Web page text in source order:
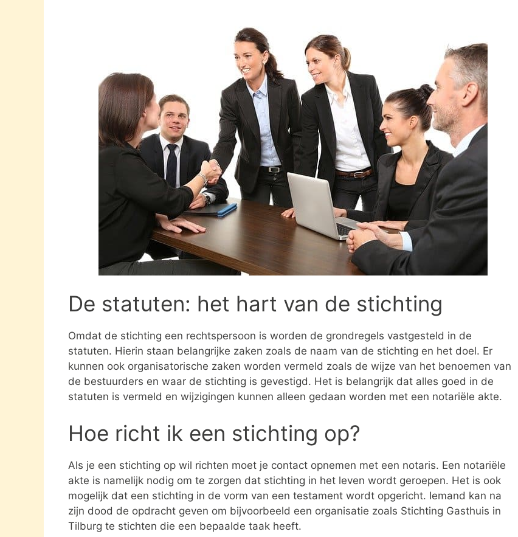
De statuten: het hart van de stichting
Omdat de stichting een rechtspersoon is worden de grondregels vastgesteld in de
statuten. Hierin staan belangrijke zaken zoals de naam van de stichting en het doel. Er
kunnen ook organisatorische zaken worden vermeld zoals de wijze van het benoemen van
de bestuurders en waar de stichting is gevestigd. Het is belangrijk dat alles goed in de
statuten is vermeld en wijzigingen kunnen alleen gedaan worden met een notariële akte.
Hoe richt ik een stichting op?
Als je een stichting op wil richten moet je contact opnemen met een notaris. Een notariële
akte is namelijk nodig om te zorgen dat stichting in het leven wordt geroepen. Het is ook
mogelijk dat een stichting in de vorm van een testament wordt opgericht. Iemand kan na
zijn dood de opdracht geven om bijvoorbeeld een organisatie zoals Stichting Gasthuis in
Tilburg te stichten die een bepaalde taak heeft.